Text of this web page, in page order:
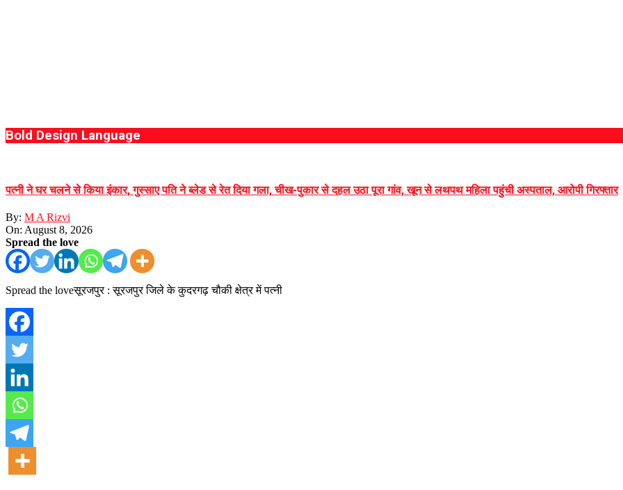
Bold Design Language
पत्नी ने घर चलने से किया इंकार, गुस्साए पति ने ब्लेड से रेत दिया गला, चीख-पुकार से दहल उठा पूरा गांव, खून से लथपथ महिला पहुंची अस्पताल, आरोपी गिरफ्तार
By: M A Rizvi
On: August 8, 2026
Spread the love
Spread the loveसूरजपुर : सूरजपुर जिले के कुदरगढ़ चौकी क्षेत्र में पत्नी